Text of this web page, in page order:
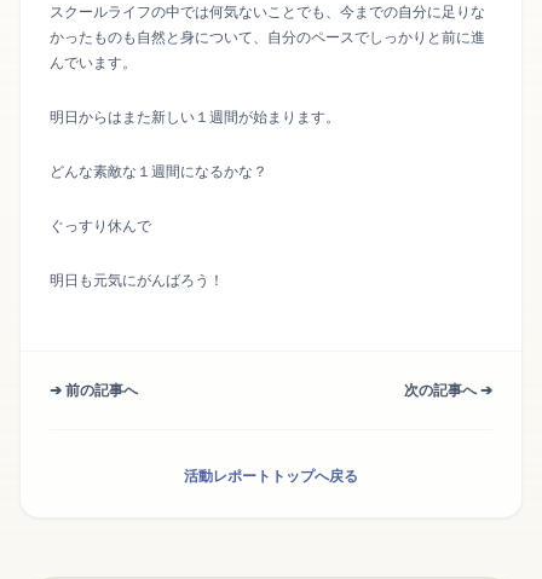
スクールライフの中では何気ないことでも、今までの自分に足りな
かったものも自然と身について、自分のペースでしっかりと前に進
んでいます。
明日からはまた新しい１週間が始まります。
どんな素敵な１週間になるかな？
ぐっすり休んで
明日も元気にがんばろう！
➔ 前の記事へ 次の記事へ ➔
活動レポートトップへ戻る